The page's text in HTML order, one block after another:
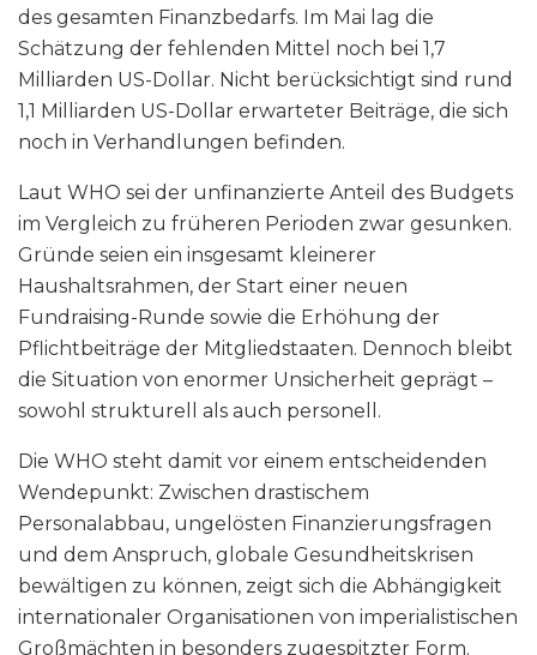
des gesamten Finanzbedarfs. Im Mai lag die
Schätzung der fehlenden Mittel noch bei 1,7
Milliarden US-Dollar. Nicht berücksichtigt sind rund
1,1 Milliarden US-Dollar erwarteter Beiträge, die sich
noch in Verhandlungen befinden.
Laut WHO sei der unfinanzierte Anteil des Budgets
im Vergleich zu früheren Perioden zwar gesunken.
Gründe seien ein insgesamt kleinerer
Haushaltsrahmen, der Start einer neuen
Fundraising-Runde sowie die Erhöhung der
Pflichtbeiträge der Mitgliedstaaten. Dennoch bleibt
die Situation von enormer Unsicherheit geprägt –
sowohl strukturell als auch personell.
Die WHO steht damit vor einem entscheidenden
Wendepunkt: Zwischen drastischem
Personalabbau, ungelösten Finanzierungsfragen
und dem Anspruch, globale Gesundheitskrisen
bewältigen zu können, zeigt sich die Abhängigkeit
internationaler Organisationen von imperialistischen
Großmächten in besonders zugespitzter Form.